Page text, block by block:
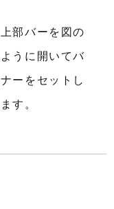
上部バーを図の
ように開いてバ
ナーをセットし
ます。